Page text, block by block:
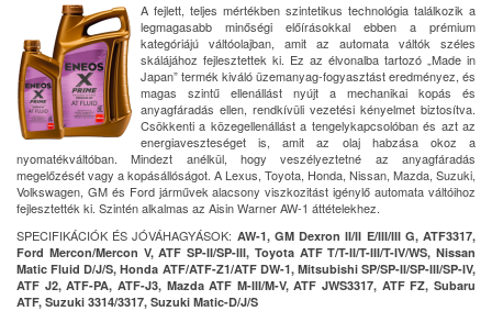
A fejlett, teljes mértékben szintetikus technológia találkozik a
legmagasabb minőségi előírásokkal ebben a prémium
kategóriájú váltóolajban, amit az automata váltók széles
skálájához fejlesztettek ki. Ez az élvonalba tartozó „Made in
Japan” termék kiváló üzemanyag-fogyasztást eredményez, és
magas szintű ellenállást nyújt a mechanikai kopás és
anyagfáradás ellen, rendkívüli vezetési kényelmet biztosítva.
Csökkenti a közegellenállást a tengelykapcsolóban és azt az
energiaveszteséget is, amit az olaj habzása okoz a
nyomatékváltóban. Mindezt anélkül, hogy veszélyeztetné az anyagfáradás
megelőzését vagy a kopásállóságot. A Lexus, Toyota, Honda, Nissan, Mazda, Suzuki,
Volkswagen, GM és Ford járművek alacsony viszkozitást igénylő automata váltóihoz
fejlesztették ki. Szintén alkalmas az Aisin Warner AW-1 áttételekhez.
SPECIFIKÁCIÓK ÉS JÓVÁHAGYÁSOK: AW-1, GM Dexron II/II E/III/III G, ATF3317,
Ford Mercon/Mercon V, ATF SP-II/SP-III, Toyota ATF T/T-II/T-III/T-IV/WS, Nissan
Matic Fluid D/J/S, Honda ATF/ATF-Z1/ATF DW-1, Mitsubishi SP/SP-II/SP-III/SP-IV,
ATF J2, ATF-PA, ATF-J3, Mazda ATF M-III/M-V, ATF JWS3317, ATF FZ, Subaru
ATF, Suzuki 3314/3317, Suzuki Matic-D/J/S